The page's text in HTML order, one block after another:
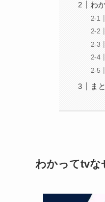
わ
ま
わかってtvな